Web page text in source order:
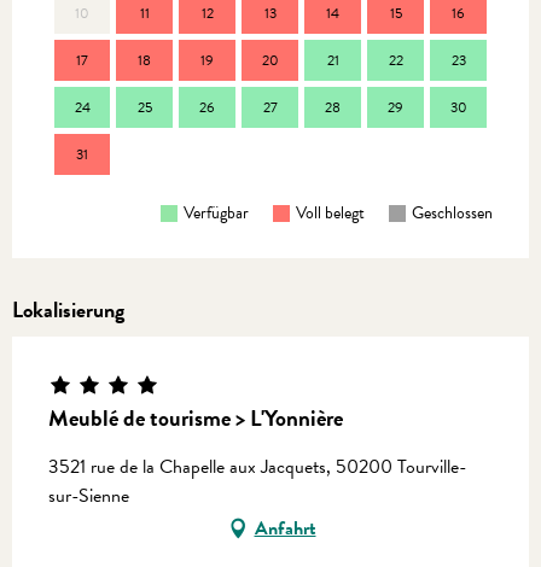
10 11 12 13 14 15 16
17 18 19 20 21 22 23
24 25 26 27 28 29 30
31
Verfügbar Voll belegt Geschlossen
Lokalisierung
Meublé de tourisme > L'Yonnière
3521 rue de la Chapelle aux Jacquets, 50200 Tourville-
sur-Sienne
Anfahrt